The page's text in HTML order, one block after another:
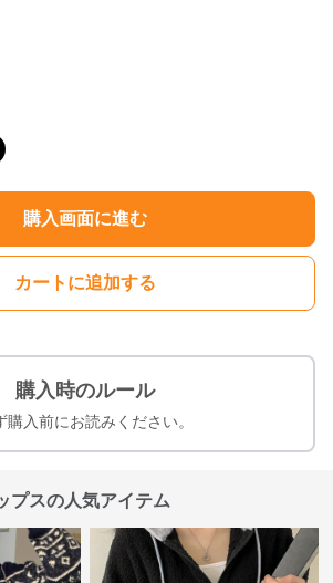
購入画面に進む
カートに追加する
購入時のルール
購入前にお読みください。
プスの人気アイテム